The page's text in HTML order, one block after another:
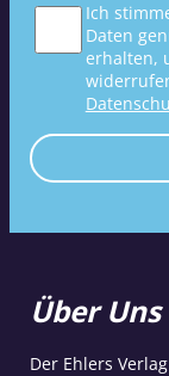
Ich
Daten
erhalten,
Über Uns
Der Ehlers Verlag